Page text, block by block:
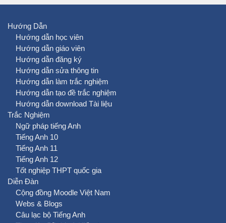
Hướng Dẫn
Hướng dẫn học viên
Hướng dẫn giáo viên
Hướng dẫn đăng ký
Hướng dẫn sửa thông tin
Hướng dẫn làm trắc nghiệm
Hướng dẫn tạo đề trắc nghiệm
Hướng dẫn download Tài liệu
Trắc Nghiệm
Ngữ pháp tiếng Anh
Tiếng Anh 10
Tiếng Anh 11
Tiếng Anh 12
Tốt nghiệp THPT quốc gia
Diễn Đàn
Cộng đồng Moodle Việt Nam
Webs & Blogs
Câu lạc bộ Tiếng Anh